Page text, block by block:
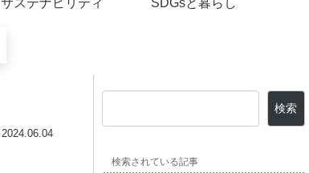
サステナビリティ SDGsと暮らし
2024.06.04
検索
検索されている記事